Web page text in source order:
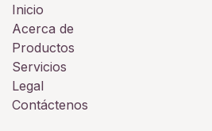
Inicio
Acerca de
Productos
Servicios
Legal
Contáctenos